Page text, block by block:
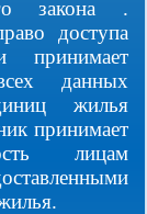
закона .
доступа
принимает
данных
жилья
принимает
лицам